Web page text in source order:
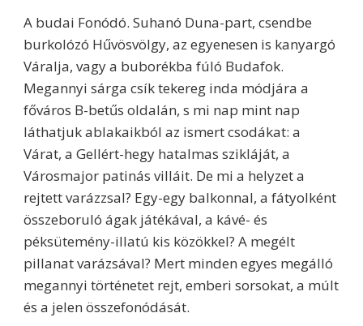
A budai Fonódó. Suhanó Duna-part, csendbe
burkolózó Hűvösvölgy, az egyenesen is kanyargó
Váralja, vagy a buborékba fúló Budafok.
Megannyi sárga csík tekereg inda módjára a
főváros B-betűs oldalán, s mi nap mint nap
láthatjuk ablakaikból az ismert csodákat: a
Várat, a Gellért-hegy hatalmas szikláját, a
Városmajor patinás villáit. De mi a helyzet a
rejtett varázzsal? Egy-egy balkonnal, a fátyolként
összeboruló ágak játékával, a kávé- és
péksütemény-illatú kis közökkel? A megélt
pillanat varázsával? Mert minden egyes megálló
megannyi történetet rejt, emberi sorsokat, a múlt
és a jelen összefonódását.